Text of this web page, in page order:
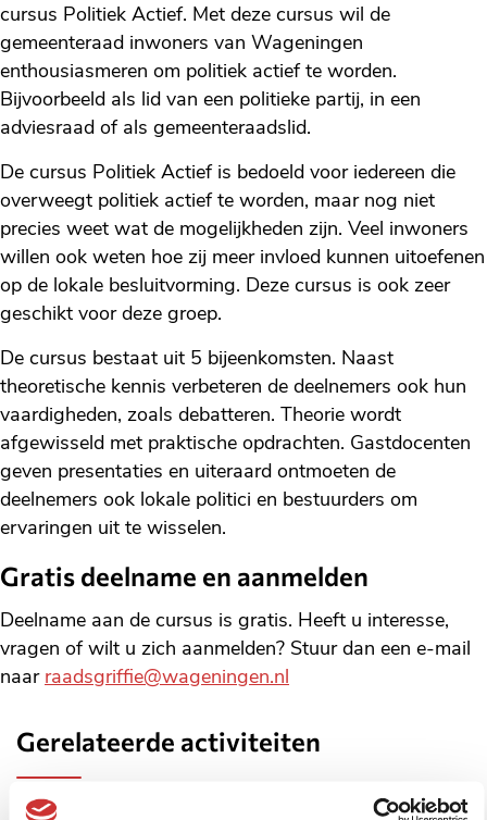
cursus Politiek Actief. Met deze cursus wil de
gemeenteraad inwoners van Wageningen
enthousiasmeren om politiek actief te worden.
Bijvoorbeeld als lid van een politieke partij, in een
adviesraad of als gemeenteraadslid.
De cursus Politiek Actief is bedoeld voor iedereen die
overweegt politiek actief te worden, maar nog niet
precies weet wat de mogelijkheden zijn. Veel inwoners
willen ook weten hoe zij meer invloed kunnen uitoefenen
op de lokale besluitvorming. Deze cursus is ook zeer
geschikt voor deze groep.
De cursus bestaat uit 5 bijeenkomsten. Naast
theoretische kennis verbeteren de deelnemers ook hun
vaardigheden, zoals debatteren. Theorie wordt
afgewisseld met praktische opdrachten. Gastdocenten
geven presentaties en uiteraard ontmoeten de
deelnemers ook lokale politici en bestuurders om
ervaringen uit te wisselen.
Gratis deelname en aanmelden
Deelname aan de cursus is gratis. Heeft u interesse,
vragen of wilt u zich aanmelden? Stuur dan een e-mail
naar raadsgriffie@wageningen.nl
Gerelateerde activiteiten